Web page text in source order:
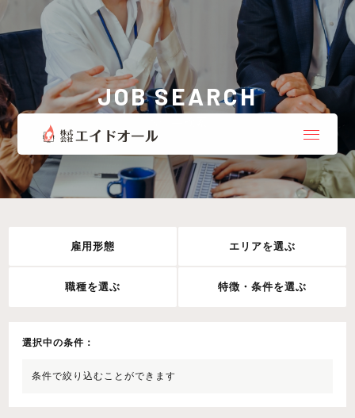
JOB SEARCH
雇用形態 エリアを選ぶ
職種を選ぶ 特徴・条件を選ぶ
選択中の条件：
条件で絞り込むことができます